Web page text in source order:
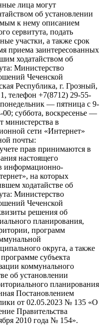
лица могут
об установлении
к нему описанием
сервитута, подать
участки, а также срок
приема заинтересованных
ходатайством об
Министерство
Чеченской
Республика, г. Грозный,
телефон +7(8712) 29-55-
— пятница с 9-
суббота, воскресенье —
в
сети «Интернет»
почты:
прав принимаются в
настоящего
информационно-
на которых
ходатайстве об
Министерство
Чеченской
решения об
планирования,
программ
округа, а также
субъекта
коммунального
об установлении
планирования
Постановлением
от 02.05.2023 № 135 «О
Правительства
2010 года № 154».